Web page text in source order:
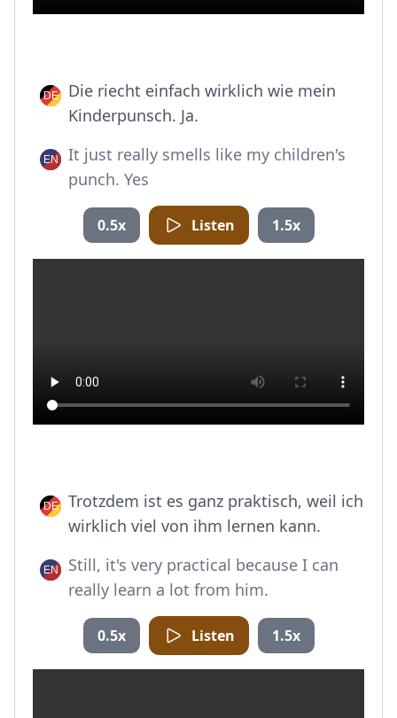
Die riecht einfach wirklich wie mein
Kinderpunsch. Ja.
It just really smells like my children's
punch. Yes
0.5x Listen 1.5x
Trotzdem ist es ganz praktisch, weil ich
wirklich viel von ihm lernen kann.
Still, it's very practical because I can
really learn a lot from him.
0.5x Listen 1.5x